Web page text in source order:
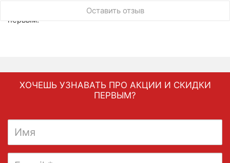
Оставить отзыв
У этого товара нет ни одного отзыва. Вы можете стать
первым.
ХОЧЕШЬ УЗНАВАТЬ ПРО АКЦИИ И СКИДКИ
ПЕРВЫМ?